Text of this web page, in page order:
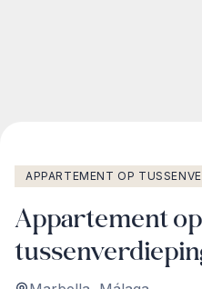
APPARTEMENT OP
Appartement op